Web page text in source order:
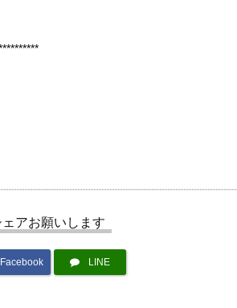
アお願いします
Facebook LINE